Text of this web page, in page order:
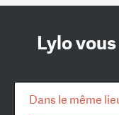
Lylo
Dans le même